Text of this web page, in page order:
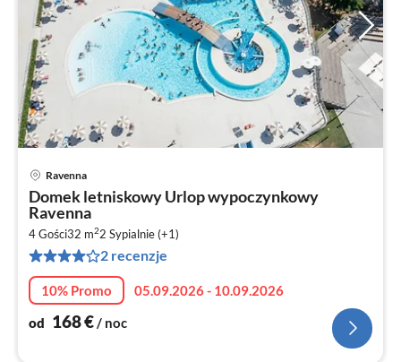
Ravenna
Domek letniskowy Urlop wypoczynkowy
Ravenna
4 Gości32 m22 Sypialnie (+1)
2 recenzje
10% Promo
05.09.2026 - 10.09.2026
od 168€/ noc